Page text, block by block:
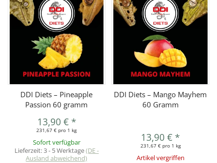
DDI Diets – Pineapple
Passion 60 gramm
13,90 € *
231,67 € pro 1 kg
Sofort verfügbar
Lieferzeit:3 - 5 Werktage(DE -
Ausland abweichend)
DDI Diets – Mango Mayhem
60 Gramm
13,90 € *
231,67 € pro 1 kg
Artikel vergriffen